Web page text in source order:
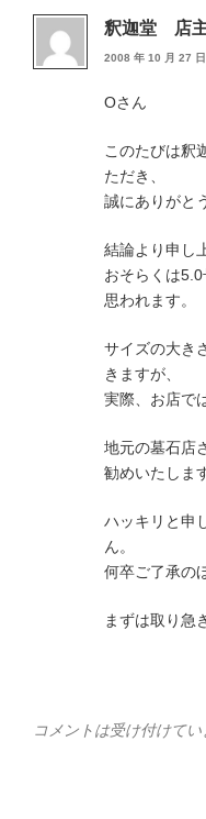
釈迦堂 店
2008 年 10 月 27
Oさん
このたびは釈
ただき、
誠にありがと
結論より申し
おそらくは
思われます。
サイズの大き
きますが、
実際、お店で
地元の墓石店
勧めいたしま
ハッキリと申
ん。
何卒ご了承の
まずは取り急
コメントは受け付けてい